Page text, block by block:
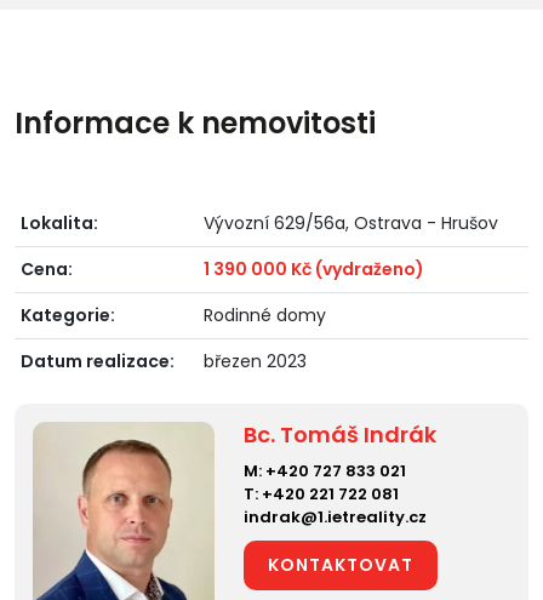
Informace k nemovitosti
Lokalita:
Vývozní 629/56a, Ostrava - Hrušov
Cena:
1 390 000 Kč (vydraženo)
Kategorie:
Rodinné domy
Datum realizace:
březen 2023
Bc. Tomáš Indrák
M: +420 727 833 021
T: +420 221 722 081
indrak@1.ietreality.cz
KONTAKTOVAT